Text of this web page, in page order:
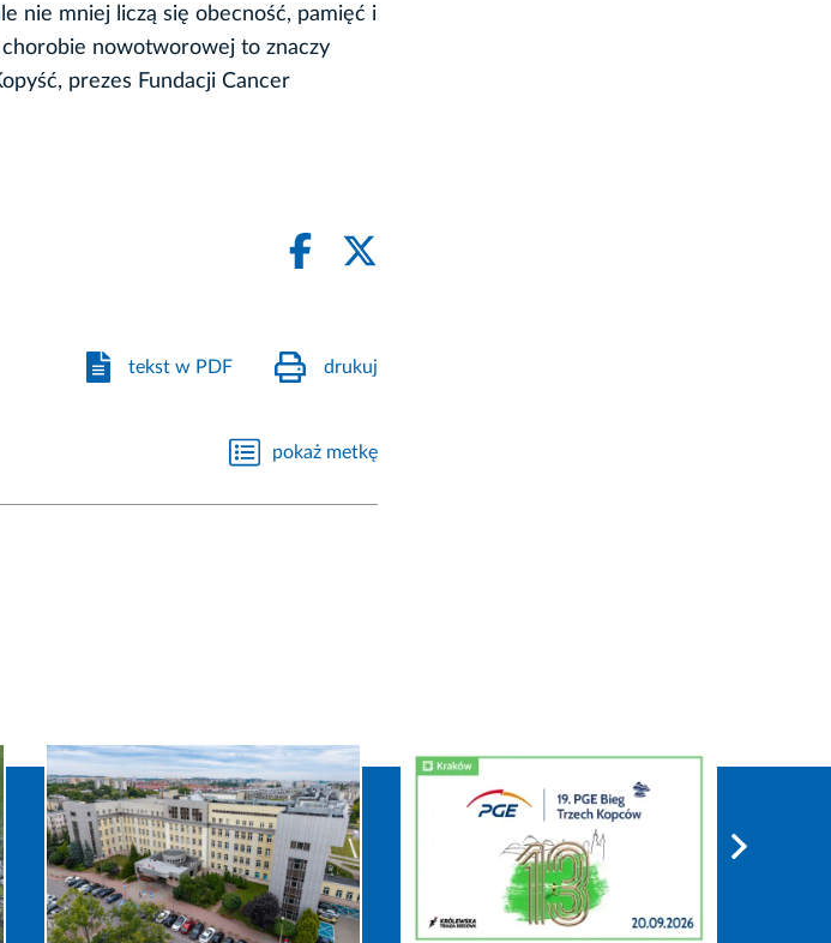
nie mniej liczą się obecność, pamięć i
nowotworowej to znaczy
prezes Fundacji Cancer
tekst w PDF drukuj
pokaż metkę